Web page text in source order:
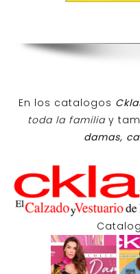
En los catalogos
toda la familiay
damas,